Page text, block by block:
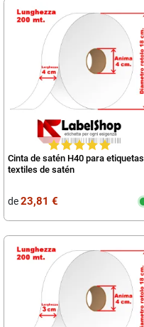
Cinta de satén H40 para etiquetas
textiles de satén
de23,81 €